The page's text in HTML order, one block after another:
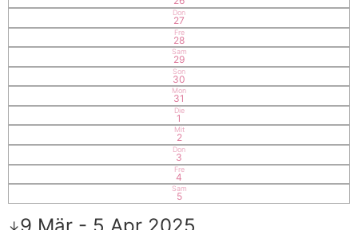
Don
27
Fre
28
Sam
29
Son
30
Mon
31
Die
1
Mit
2
Don
3
Fre
4
Sam
5
↓